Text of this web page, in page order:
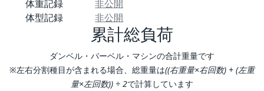
体重記録
非公開
体型記録
非公開
累計総負荷
ダンベル・バーベル・マシンの合計重量です
※左右分割種目が含まれる場合、総重量は((右重量×右回数) + (左重
量×左回数)) ÷ 2で計算しています